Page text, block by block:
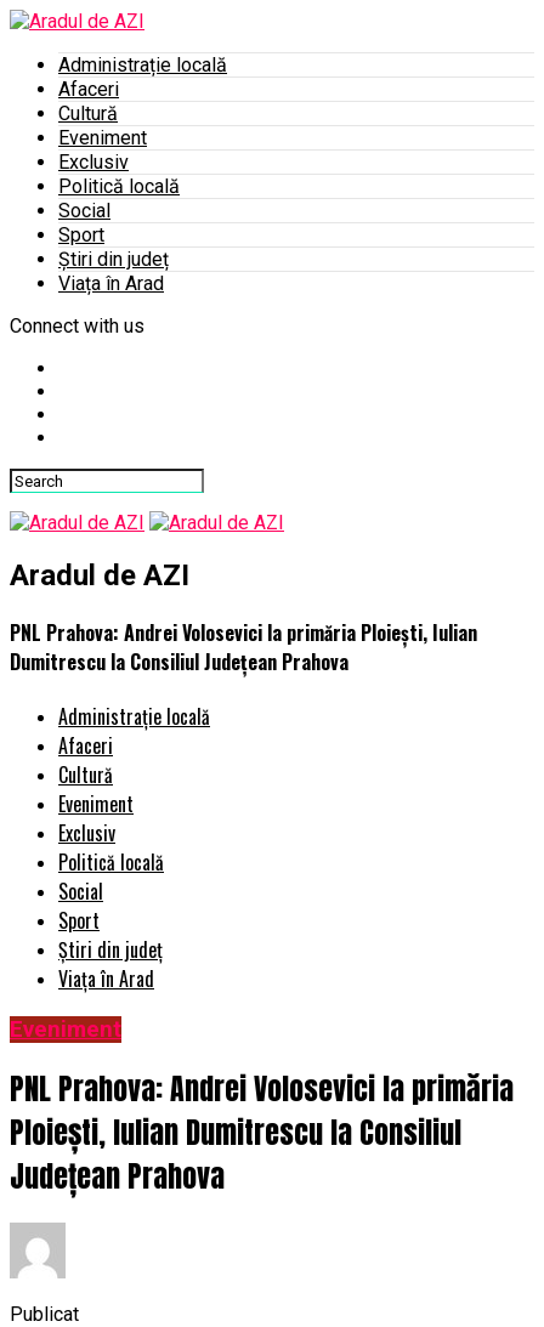
Administrație locală
Afaceri
Cultură
Eveniment
Exclusiv
Politică locală
Social
Sport
Știri din județ
Viața în Arad
Connect with us
Aradul de AZI
PNL Prahova: Andrei Volosevici la primăria Ploiești, Iulian
Dumitrescu la Consiliul Județean Prahova
Administrație locală
Afaceri
Cultură
Eveniment
Exclusiv
Politică locală
Social
Sport
Știri din județ
Viața în Arad
Eveniment
PNL Prahova: Andrei Volosevici la primăria
Ploiești, Iulian Dumitrescu la Consiliul
Județean Prahova
Publicat